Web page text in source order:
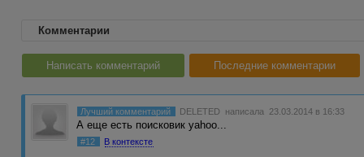
Комментарии
Написать комментарий Последние комментарии
Лучший комментарий DELETED написала 23.03.2014 в 16:33
А еще есть поисковик yahoo...
#12 В контексте